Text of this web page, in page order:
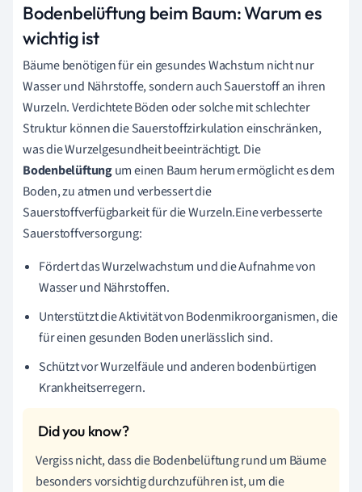
Bodenbelüftung beim Baum: Warum es
wichtig ist
Bäume benötigen für ein gesundes Wachstum nicht nur
Wasser und Nährstoffe, sondern auch Sauerstoff an ihren
Wurzeln. Verdichtete Böden oder solche mit schlechter
Struktur können die Sauerstoffzirkulation einschränken,
was die Wurzelgesundheit beeinträchtigt. Die
Bodenbelüftungum einen Baum herum ermöglicht es dem
Boden, zu atmen und verbessert die
Sauerstoffverfügbarkeit für die Wurzeln.Eine verbesserte
Sauerstoffversorgung:
Fördert das Wurzelwachstum und die Aufnahme von
Wasser und Nährstoffen.
Unterstützt die Aktivität von Bodenmikroorganismen, die
für einen gesunden Boden unerlässlich sind.
Schützt vor Wurzelfäule und anderen bodenbürtigen
Krankheitserregern.
Vergiss nicht, dass die Bodenbelüftung rund um Bäume
besonders vorsichtig durchzuführen ist, um die